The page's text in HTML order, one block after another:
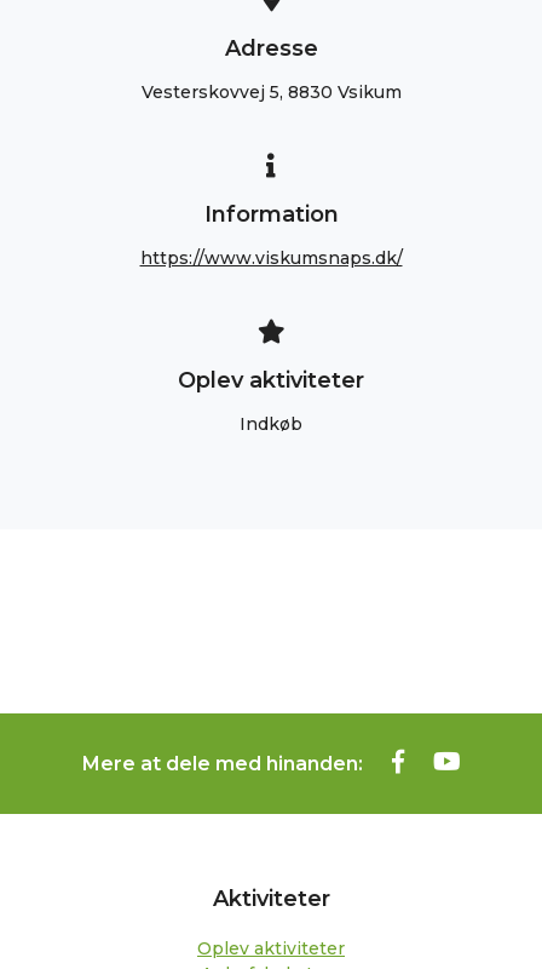
Adresse
Vesterskovvej 5, 8830 Vsikum
Information
https://www.viskumsnaps.dk/
Oplev aktiviteter
Indkøb
Mere at dele med hinanden:
Aktiviteter
Oplev aktiviteter